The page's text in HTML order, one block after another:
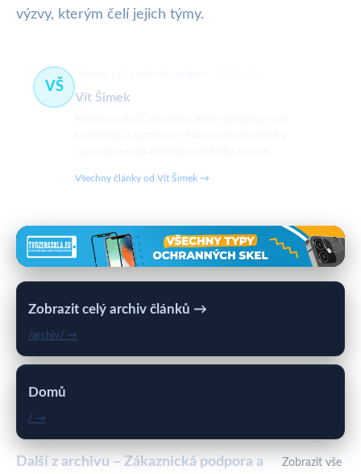
výzvy, kterým čelí jejich týmy.
VŠ
Vít Šimek
Všechny články od Vít Šimek →
Zobrazit celý archiv článků →
/archiv/ →
Domů
/ →
Další z archivu – Zákaznická podpora a
Zobrazit vše